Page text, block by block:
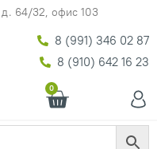
д. 64/32, офис 103
8 (991) 346 02 87
8 (910) 642 16 23
0